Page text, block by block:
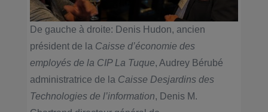
De gauche à droite: Denis Hudon, ancien
président de la Caisse d’économie des
employés de la CIP La Tuque, Audrey Bérubé
administratrice de la Caisse Desjardins des
Technologies de l’information, Denis M.